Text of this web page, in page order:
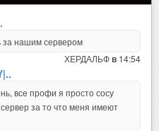
за нашим сервером
ХЕРДАЛЬФв 14:54
все профи я просто сосу
за то что меня имеют